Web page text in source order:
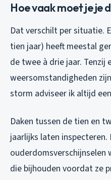
Hoe vaak moet je je
Dat verschilt per situatie.
tien jaar) heeft meestal
de twee à drie jaar. Tenzij
weersomstandigheden
storm adviseer ik altijd
Daken tussen de tien en
jaarlijks laten inspecteren.
ouderdomsverschijnselen
die bijhouden voordat ze